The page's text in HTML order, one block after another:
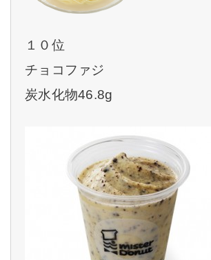
１０位
チョコファジ
炭水化物46.8g